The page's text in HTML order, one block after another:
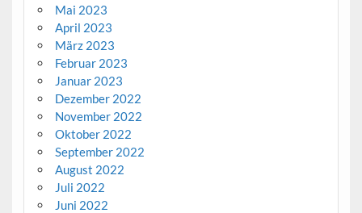
Mai 2023
April 2023
März 2023
Februar 2023
Januar 2023
Dezember 2022
November 2022
Oktober 2022
September 2022
August 2022
Juli 2022
Juni 2022